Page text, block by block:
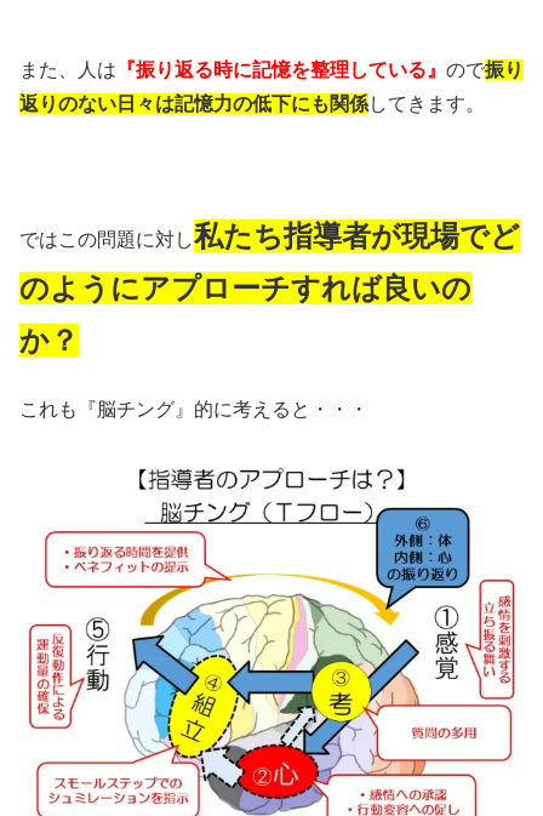
また、人は 『振り返る時に記憶を整理している』 ので振り
返りのない日々は記憶力の低下にも関係してきます。
ではこの問題に対し私たち指導者が現場でど
のようにアプローチすれば良いの
か？
これも『脳チング』的に考えると・・・